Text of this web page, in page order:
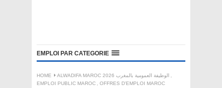
EMPLOI PAR CATEGORIE
HOME ALWADIFA MAROC 2026 الوظيفة العمومية بالمغرب
,
EMPLOI PUBLIC MAROC , OFFRES D'EMPLOI MAROC